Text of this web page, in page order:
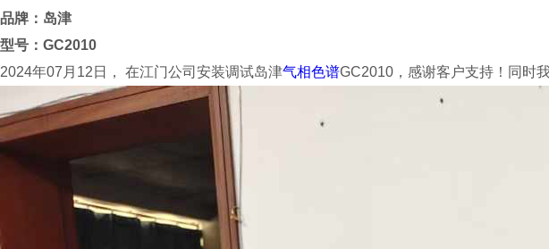
品牌：岛津
型号：GC2010
2024年07月12日， 在江门公司安装调试岛津气相色谱GC2010，感谢客户支持！同时